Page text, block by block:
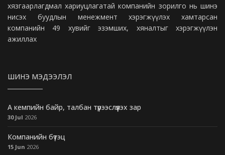
хязгаарлагдмал хариуцлагатай компанийн зорилго нь шинэ
нисэх буудлын менежмент хэрэгжүүлэх хамтарсан
компанийн 49 хувийг эзэмших, хяналтыг хэрэгжүүлэн
ажиллах
ШИНЭ МЭДЭЭЛЭЛ
А кемпийн байр, талбан түрээслүүлэх зар
30 Jul 2026
Компанийн бүтэц
15 Jun 2026